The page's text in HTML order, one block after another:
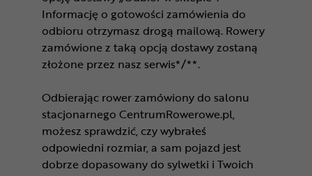
Informację o gotowości zamówienia do
odbioru otrzymasz drogą mailową. Rowery
zamówione z taką opcją dostawy zostaną
złożone przez nasz serwis*/**.
Odbierając rower zamówiony do salonu
stacjonarnego CentrumRowerowe.pl,
możesz sprawdzić, czy wybrałeś
odpowiedni rozmiar, a sam pojazd jest
dobrze dopasowany do sylwetki i Twoich